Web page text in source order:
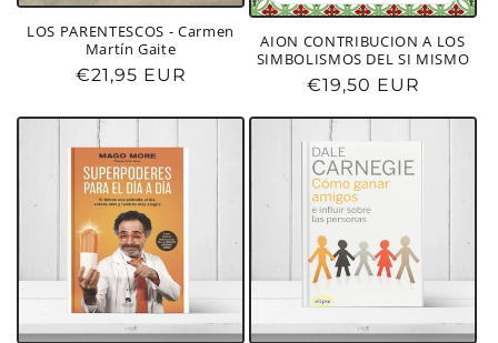
LOS PARENTESCOS - Carmen
Martín Gaite
Precio
€21,95 EUR
AION CONTRIBUCION A LOS
SIMBOLISMOS DEL SI MISMO
Precio
€19,50 EUR